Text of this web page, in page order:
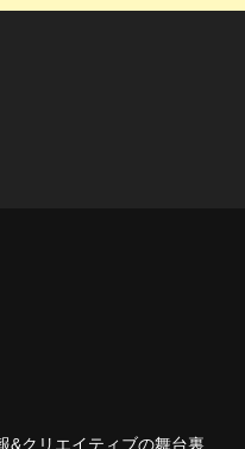
&クリエイティブの舞台裏